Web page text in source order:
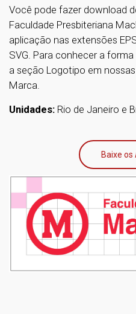
Você pode fazer download
Faculdade Presbiteriana
aplicação nas extensões
SVG. Para conhecer a
a seção Logotipo em
Marca.
Unidades: Rio de Janeiro e
Baixe os